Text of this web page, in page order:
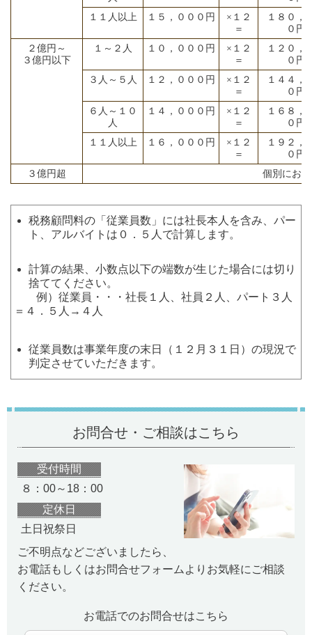
１１人以上
１５，０００円
×１２
＝
１８０，
０円
２億円～
３億円以下
１～２人 １０，０００円
×１２
＝
１２０，
０円
３人～５人
１２，０００円
×１２
＝
１４４，
０円
６人～１０
人
１４，０００円
×１２
＝
１６８，
０円
１１人以上
１６，０００円
×１２
＝
１９２，
０円
３億円超
個別にお
税務顧問料の「従業員数」には社長本人を含み、パー
ト、アルバイトは０．５人で計算します。
計算の結果、小数点以下の端数が生じた場合には切り
捨ててください。
例）従業員・・・社長１人、社員２人、パート３人
＝４．５人→４人
従業員数は事業年度の末日（１２月３１日）の現況で
判定させていただきます。
お問合せ・ご相談はこちら
受付時間
８：00～18：00
定休日
土日祝祭日
ご不明点などございましたら、
お電話もしくはお問合せフォームよりお気軽にご相談
ください。
お電話でのお問合せはこちら